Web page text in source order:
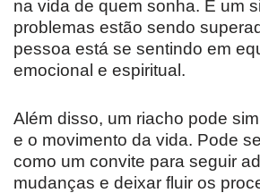
na vida de quem sonha. É um
problemas estão sendo
pessoa está se sentindo em
emocional e espiritual.
Além disso, um riacho pode
e o movimento da vida. Pode
como um convite para seguir
mudanças e deixar fluir os